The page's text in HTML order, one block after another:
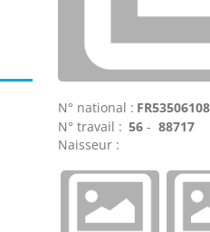
N° national :
N° travail : 56 - 88717
Naisseur :